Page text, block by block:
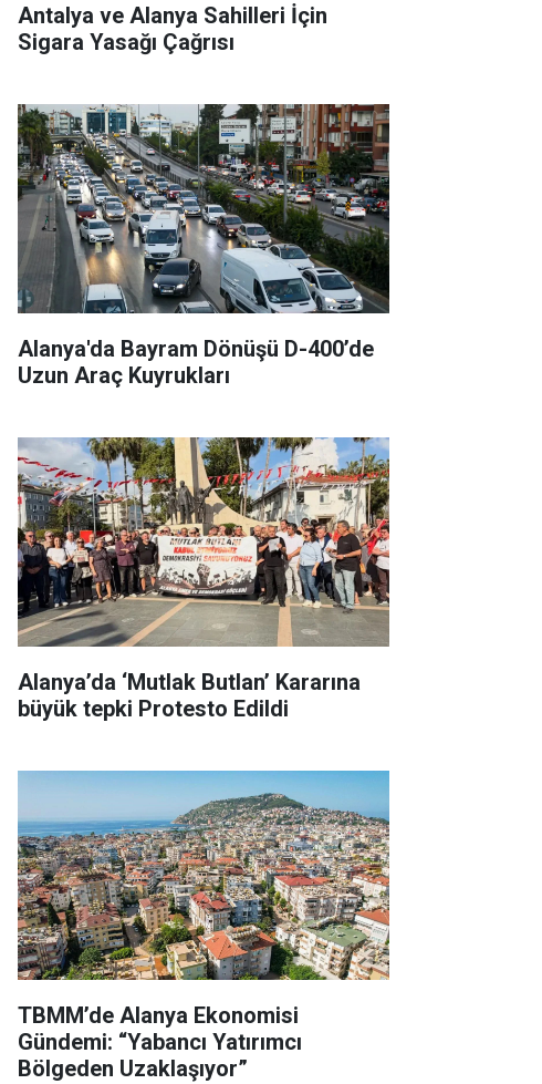
Antalya ve Alanya Sahilleri İçin
Sigara Yasağı Çağrısı
Alanya'da Bayram Dönüşü D-400’de
Uzun Araç Kuyrukları
Alanya’da ‘Mutlak Butlan’ Kararına
büyük tepki Protesto Edildi
TBMM’de Alanya Ekonomisi
Gündemi: “Yabancı Yatırımcı
Bölgeden Uzaklaşıyor”